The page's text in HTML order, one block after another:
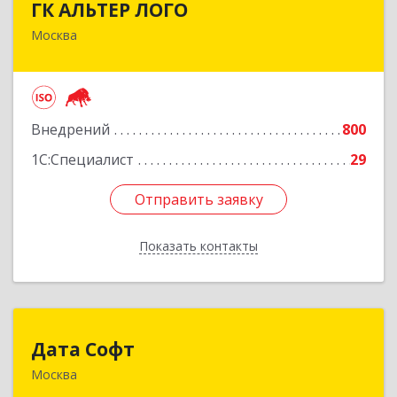
ГК АЛЬТЕР ЛОГО
Москва
Внедрений
800
1С:Специалист
29
Отправить заявку
Показать контакты
111622, Москва г, Большая Косинская ул, дом №
Отправить заявку
Назад
Дата Софт
Москва
111677, Москва г, Рождественская ул, дом № 10,